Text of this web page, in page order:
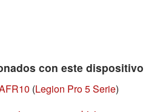
con este dispositivo
(Legion Pro 5 Serie)